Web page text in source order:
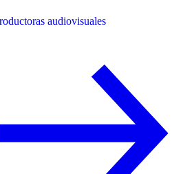
audiovisuales